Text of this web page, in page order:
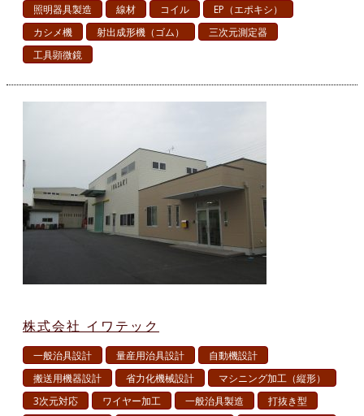
照明器具製造
線材 コイル
EP（エポキシ）
カシメ機
射出成形機（ゴム）
三次元測定器
工具顕微鏡
株式会社 イワテック
一般治具設計 量産用治具設計
自動機設計
搬送用機器設計
省力化機械設計
マシニング加工（縦形）
3次元対応
ワイヤー加工 一般治具製造
打抜き型